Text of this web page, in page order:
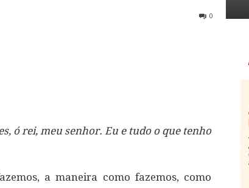
0
ó rei, meu senhor. Eu e tudo o que tenho
a maneira como fazemos, como